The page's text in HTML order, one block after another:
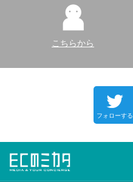
こちらから
フォローする